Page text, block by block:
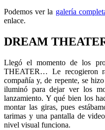
Podemos ver la galería
enlace.
DREAM
Llegó el momento de los
THEATER… Le recogieron
compañía y, de repente, se
iluminó para dejar ver los
lanzamiento. Y qué bien los
montar las giras, pues
tarimas y una pantalla de
nivel visual funciona.